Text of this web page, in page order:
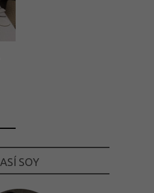
ASÍ SOY